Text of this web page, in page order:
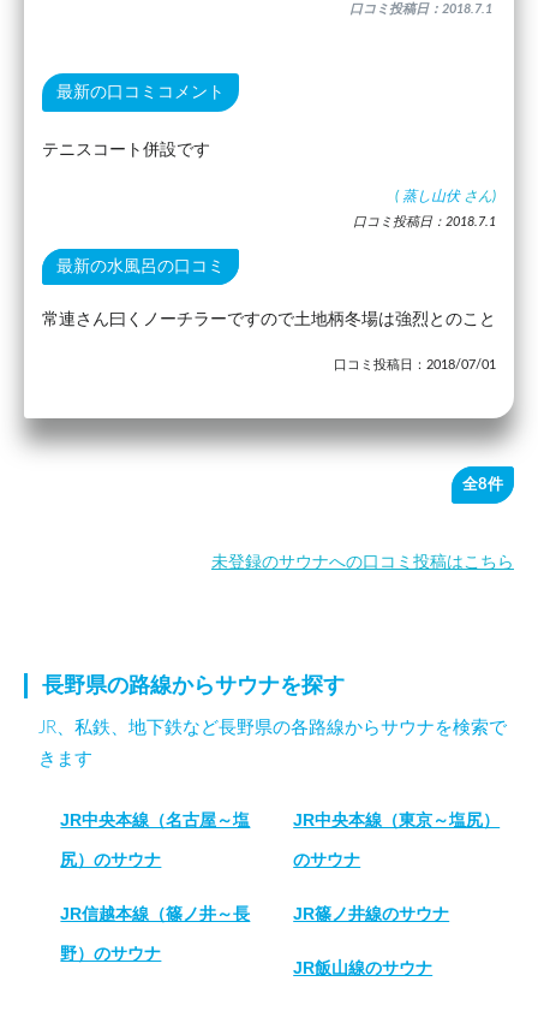
口コミ投稿日：2018.7.1
最新の口コミコメント
テニスコート併設です
( 蒸し山伏 さん)
口コミ投稿日：2018.7.1
最新の水風呂の口コミ
常連さん曰くノーチラーですので土地柄冬場は強烈とのこと
口コミ投稿日：2018/07/01
全8件
未登録のサウナへの口コミ投稿はこちら
長野県の路線からサウナを探す
JR、私鉄、地下鉄など長野県の各路線からサウナを検索で
きます
JR中央本線（名古屋～塩
尻）のサウナ
JR中央本線（東京～塩尻）
のサウナ
JR信越本線（篠ノ井～長
野）のサウナ
JR篠ノ井線のサウナ
JR飯山線のサウナ